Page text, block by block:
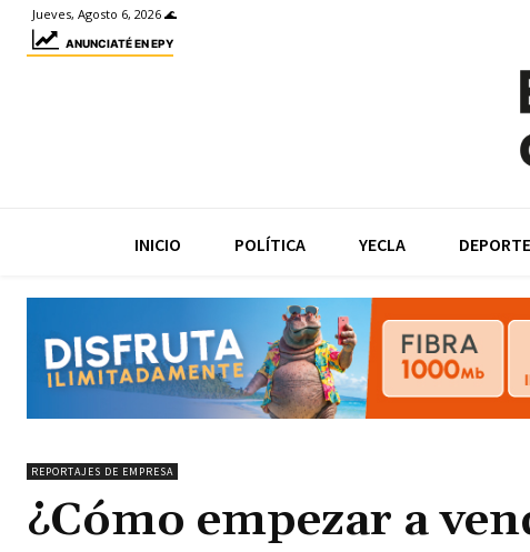
Jueves, Agosto 6, 2026 🌊
ANUNCIATÉ EN EPY
INICIO POLÍTICA YECLA
REPORTAJES DE EMPRESA
¿Cómo empezar a